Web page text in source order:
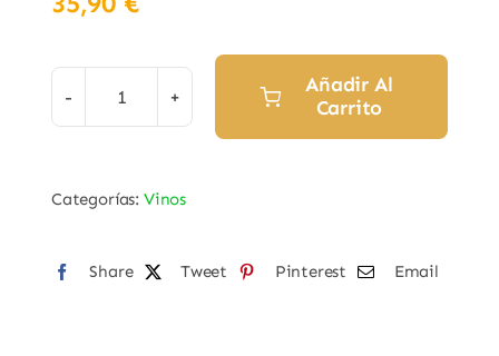
Vino
Peldaños"
Puesta
Añadir Al
Carrito
Categorías: Vinos
Share Tweet Pinterest Email